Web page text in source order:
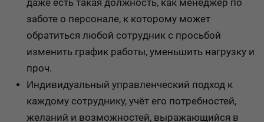
даже есть такая должность, как менеджер по
заботе о персонале, к которому может
обратиться любой сотрудник с просьбой
изменить график работы, уменьшить нагрузку и
проч.
Индивидуальный управленческий подход к
каждому сотруднику, учёт его потребностей,
желаний и возможностей, выражающийся в